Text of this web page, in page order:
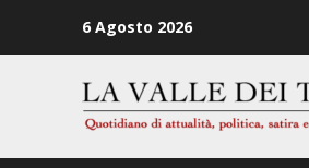
6 Agosto 2026